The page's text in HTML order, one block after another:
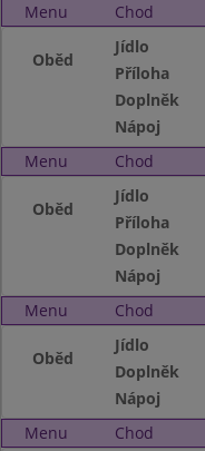
Menu Chod
Oběd
Jídlo
Příloha
Doplněk
Nápoj
Menu
Chod
Oběd
Jídlo
Příloha
Doplněk
Nápoj
Menu
Chod
Oběd
Jídlo
Doplněk
Nápoj
Menu
Chod